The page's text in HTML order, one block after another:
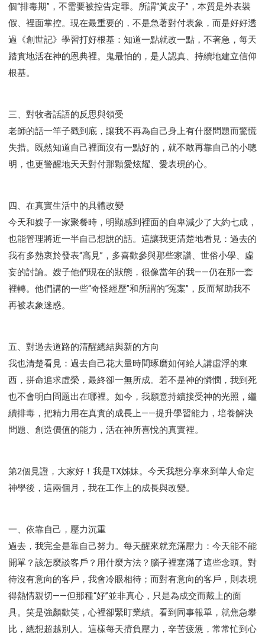
001B課程 - 解開迷思課程
001C課程 - 靈界故事
004課程 - 華人命定神學理念
101課程 - 從尋求到信徒
102課程 - 醫治釋放中階
103課程 - 聖經學習中階
Y134課程 - 動手實驗室
Y135課程 - 做人做事
Y136課程 - 如何學習
研習會01 - 醫治釋放
研習會02 - 醫治釋放
研習會02 - 如何查聖經
研習會02 - 得著命定成為祝福
研習會03 - 醫治釋放特會
研習會03 - 成為門徒特會
個“排毒期”，不需要被控告定罪。所謂“黃皮子”，本質是外表裝
假、裡面掌控。現在最重要的，不是急著對付表象，而是好好透
過《創世記》學習打好根基：知道一點就改一點，不著急，每天
踏實地活在神的恩典裡。鬼最怕的，是人認真、持續地建立信仰
根基。
三、對牧者話語的反思與領受
老師的話一竿子戳到底，讓我不再為自己身上有什麼問題而驚慌
失措。既然知道自己裡面沒有一點好的，就不敢再靠自己的小聰
明，也更警醒地天天對付那顆愛炫耀、愛表現的心。
四、在真實生活中的具體改變
今天和嫂子一家聚餐時，明顯感到裡面的自卑減少了大約七成，
也能管理將近一半自己想說的話。這讓我更清楚地看見：過去的
我有多熱衷於發表“高見”，多喜歡參與那些家譜、世俗小學、虛
妄的討論。嫂子他們現在的狀態，很像當年的我——仍在那一套
裡轉。他們講的一些“奇怪經歷”和所謂的“冤案”，反而幫助我不
再被表象迷惑。
五、對過去道路的清醒總結與新的方向
我也清楚看見：過去自己花大量時間琢磨如何給人講虛浮的東
西，拼命追求虛榮，最終卻一無所成。若不是神的憐憫，我到死
也不會明白問題出在哪裡。如今，我願意持續接受神的光照，繼
續排毒，把精力用在真實的成長上——提升學習能力，培養解決
問題、創造價值的能力，活在神所喜悅的真實裡。
第2個見證，大家好！我是TX姊妹。今天我想分享來到華人命定
神學後，這兩個月，我在工作上的成長與改變。
一、依靠自己，壓力沉重
過去，我完全是靠自己努力。每天醒來就充滿壓力：今天能不能
開單？該怎麼談客戶？用什麼方法？腦子裡塞滿了這些念頭。對
待沒有意向的客戶，我會冷眼相待；而對有意向的客戶，則表現
得熱情親切——但那種“好”並非真心，只是為成交而戴上的面
具。笑是強顏歡笑，心裡卻緊盯業績。看到同事報單，就焦急攀
比，總想超越別人。這樣每天揹負壓力，辛苦疲憊，常常忙到心